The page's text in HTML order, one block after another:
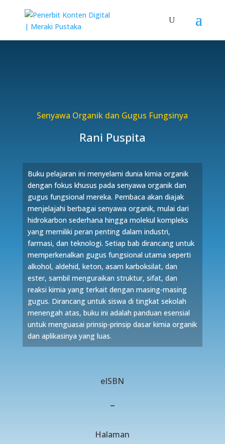
Senyawa Organik dan Gugus Fungsinya
Rani Puspita
Buku pelajaran ini menyelami dunia kimia organik
dengan fokus khusus pada senyawa organik dan
gugus fungsional mereka. Pembaca akan diajak
menjelajahi berbagai senyawa organik, mulai dari
hidrokarbon sederhana hingga molekul kompleks
yang memiliki peran penting dalam industri,
farmasi, dan teknologi. Setiap bab dirancang untuk
memperkenalkan gugus fungsional utama seperti
alkohol, aldehid, keton, asam karboksilat, dan
ester, sambil menguraikan struktur, sifat, dan
reaksi kimia yang terkait dengan masing-masing
gugus. Dirancang untuk siswa di tingkat sekolah
menengah atas, buku ini adalah panduan esensial
untuk menguasai prinsip-prinsip dasar kimia organik
dan aplikasinya yang luas.
eISBN
–
Halaman